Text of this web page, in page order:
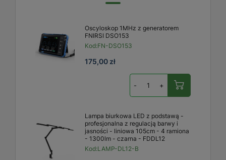
Oscyloskop 1MHz z generatorem
FNIRSI DSO153
Kod:FN-DSO153
175,00 zł
- +
Lampa biurkowa LED z podstawą -
profesjonalna z regulacją barwy i
jasności - liniowa 105cm - 4 ramiona
- 1300lm - czarna - FDDL12
Kod:LAMP-DL12-B